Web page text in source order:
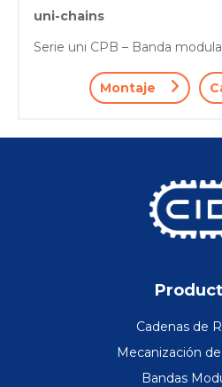
uni-chains
Serie uni CPB – Banda
Montaje
Cadenas de
Mecanización
Bandas